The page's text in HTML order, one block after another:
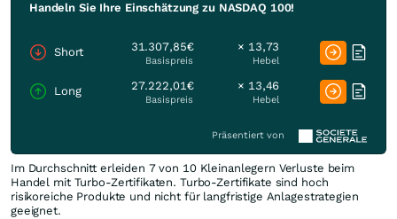
Handeln Sie Ihre Einschätzung zu NASDAQ 100!
Short 31.307,85€
Basispreis
× 13,73
Hebel
Long 27.222,01€
Basispreis
× 13,46
Hebel
Präsentiert von
Im Durchschnitt erleiden 7 von 10 Kleinanlegern Verluste beim
Handel mit Turbo-Zertifikaten. Turbo-Zertifikate sind hoch
risikoreiche Produkte und nicht für langfristige Anlagestrategien
geeignet.